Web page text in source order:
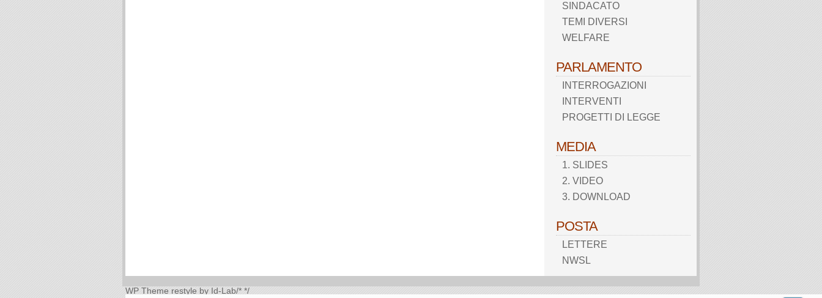
SINDACATO
TEMI DIVERSI
WELFARE
PARLAMENTO
INTERROGAZIONI
INTERVENTI
PROGETTI DI LEGGE
MEDIA
1. SLIDES
2. VIDEO
3. DOWNLOAD
POSTA
LETTERE
NWSL
WP Theme restyle by Id-Lab/* */